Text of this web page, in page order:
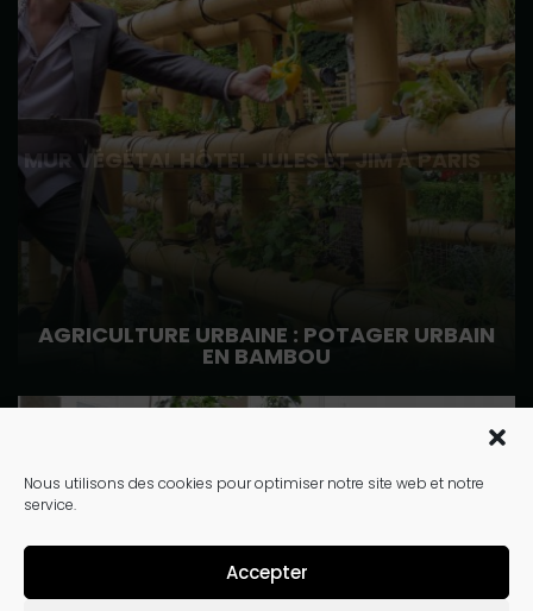
Nous utilisons des cookies pour optimiser notre site web et notre
service.
Accepter
MUR VÉGÉTAL HÔTEL JULES ET JIM À PARIS
AGRICULTURE URBAINE : POTAGER URBAIN
EN BAMBOU